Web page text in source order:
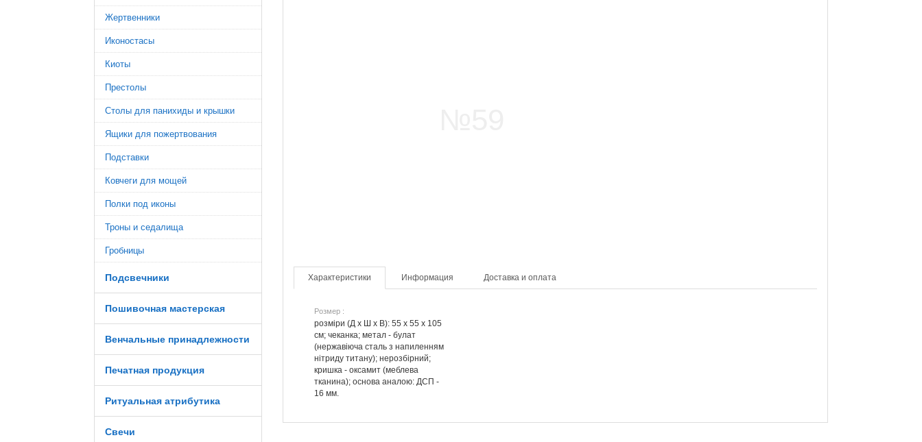
Жертвенники
Иконостасы
Киоты
Престолы
Столы для панихиды и крышки
Ящики для пожертвования
Подставки
Ковчеги для мощей
Полки под иконы
Троны и седалища
Гробницы
Подсвечники
Пошивочная мастерская
Венчальные принадлежности
Печатная продукция
Ритуальная атрибутика
Свечи
Характеристики Информация Доставка и оплата
Розмер :
розміри (Д х Ш х В): 55 x 55 x 105
см; чеканка; метал - булат
(нержавіюча сталь з напиленням
нітриду титану); нерозбірний;
кришка - оксамит (меблева
тканина); основа аналою: ДСП -
16 мм.